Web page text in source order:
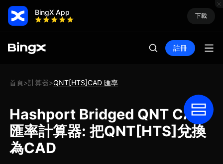
BingX App 下載
註冊
首頁>計算器>QNT[HTS]CAD 匯率
Hashport Bridged QNT CAD
匯率計算器: 把QNT[HTS]兌換
為CAD